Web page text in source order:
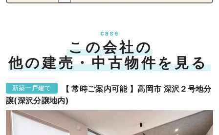
case
この会社の
他の建売・中古物件を見る
新築一戸建て
【 常時ご案内可能 】高岡市 深沢２号地分
譲(深沢分譲地内)